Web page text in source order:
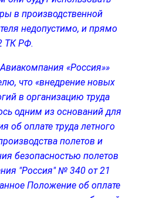
в производственной
недопустимо, и прямо
ТК РФ.
«Россия»»
что «внедрение новых
в организацию труда
одним из оснований для
об оплате труда летного
полетов и
безопасностью полетов
"Россия" № 340 от 21
Положение об оплате